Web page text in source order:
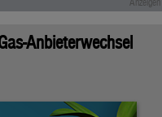
Anbieterwechsel